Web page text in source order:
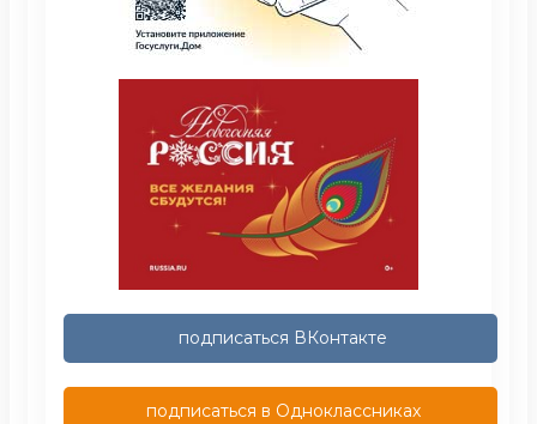
подписаться ВКонтакте
подписаться в Одноклассниках